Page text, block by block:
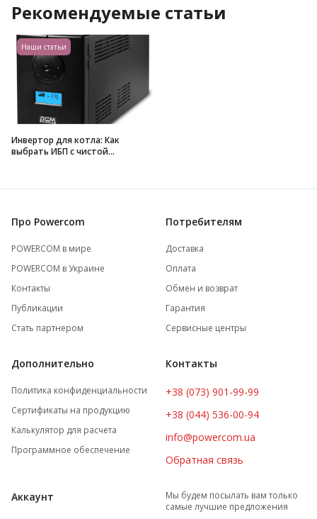
Рекомендуемые статьи
Наши статьи
Инвертор для котла: Как
выбрать ИБП с чистой
Про Powercom
POWERCOM в мире
POWERCOM в Украине
Контакты
Публикации
Стать партнером
Потребителям
Доставка
Оплата
Обмен и возврат
Гарантия
Сервисные центры
Дополнительно
Политика конфиденциальности
Сертификаты на продукцию
Калькулятор для расчета
Программное обеспечение
Контакты
+38 (073) 901-99-99
+38 (044) 536-00-94
info@powercom.ua
Обратная связь
Аккаунт
Мы будем посылать вам только
самые лучшие предложения